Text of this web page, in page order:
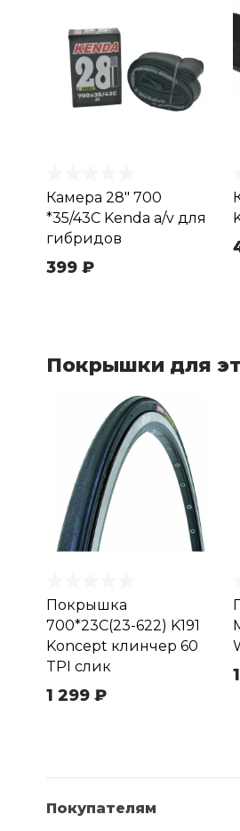
Камера 28" 700
*35/43C Kenda a/v для
гибридов
399 ₽
Покрышки для
Покрышка
700*23C(23-622) K191
Koncept клинчер 60
TPI слик
1 299 ₽
Покупателям